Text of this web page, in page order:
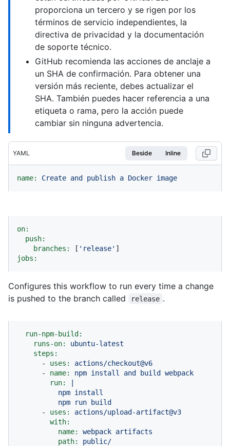
proporciona un tercero y se rigen por los
términos de servicio independientes, la
directiva de privacidad y la documentación
de soporte técnico.
GitHub recomienda las acciones de anclaje a
un SHA de confirmación. Para obtener una
versión más reciente, debes actualizar el
SHA. También puedes hacer referencia a una
etiqueta o rama, pero la acción puede
cambiar sin ninguna advertencia.
YAML Beside Inline
name: Create and publish a Docker image
on:
push:
branches:
[ 'release'
jobs:
Configures this workflow to run every time a change
is pushed to the branch called
release .
run-npm-build:
runs-on:
ubuntu-latest
steps:
-
uses:
actions/checkout@v6
-
name: npm install and build
webpack
run:
-
uses:
actions/upload-artifact@v3
with:
name:
webpack artifacts
path:
public/